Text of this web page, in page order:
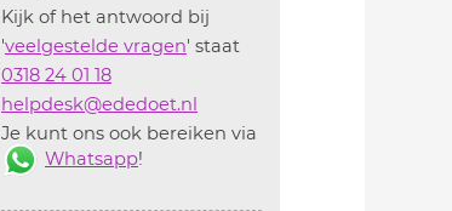
Kijk of het antwoord bij
'veelgestelde vragen' staat
0318 24 01 18
helpdesk@ededoet.nl
Je kunt ons ook bereiken via
Whatsapp!